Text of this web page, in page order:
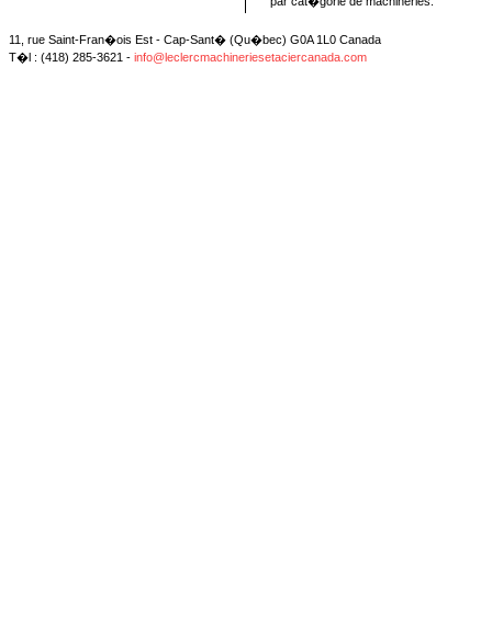
11, rue Saint-Fran�ois Est - Cap-Sant� (Qu�bec) G0A 1L0 Canada
T�l : (418) 285-3621 - info@leclercmachineriesetaciercanada.com